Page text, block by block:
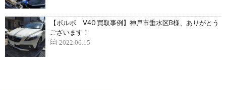
【ボルボ V40 買取事例】神戸市垂水区B様、ありがとう
ございます！
2022.06.15